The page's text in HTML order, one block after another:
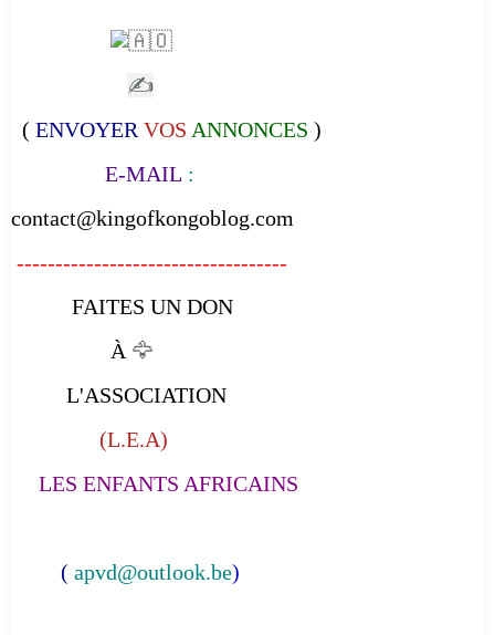
✍
( ENVOYER VOS ANNONCES )
E-MAIL :
contact@kingofkongoblog.com
-----------------------------------
FAITES UN DON
À 🦅
L'ASSOCIATION
(L.E.A)
LES ENFANTS AFRICAINS
( apvd@outlook.be)